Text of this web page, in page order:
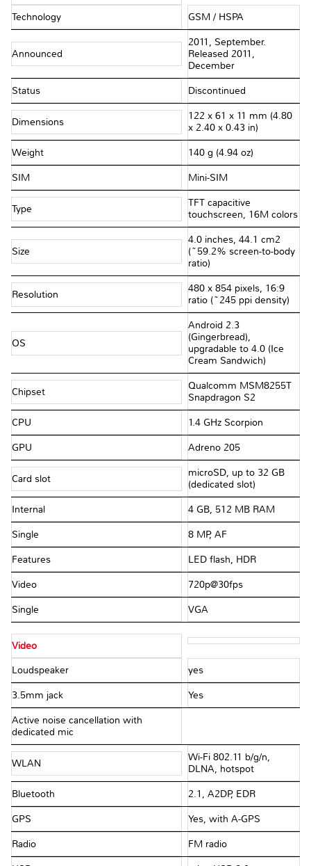
Technology GSM / HSPA
Announced
2011, September.
Released 2011,
December
Status Discontinued
Dimensions
122 x 61 x 11 mm (4.80
x 2.40 x 0.43 in)
Weight 140 g (4.94 oz)
SIM Mini-SIM
Type
TFT capacitive
touchscreen, 16M colors
Size
4.0 inches, 44.1 cm2
(~59.2% screen-to-body
ratio)
Resolution
480 x 854 pixels, 16:9
ratio (~245 ppi density)
OS
Android 2.3
(Gingerbread),
upgradable to 4.0 (Ice
Cream Sandwich)
Chipset
Qualcomm MSM8255T
Snapdragon S2
CPU 1.4 GHz Scorpion
GPU Adreno 205
Card slot
microSD, up to 32 GB
(dedicated slot)
Internal 4 GB, 512 MB RAM
Single 8 MP, AF
Features LED flash, HDR
Video 720p@30fps
Single VGA
Video
Loudspeaker yes
3.5mm jack Yes
Active noise cancellation with
dedicated mic
WLAN
Wi-Fi 802.11 b/g/n,
DLNA, hotspot
Bluetooth 2.1, A2DP, EDR
GPS Yes, with A-GPS
Radio FM radio